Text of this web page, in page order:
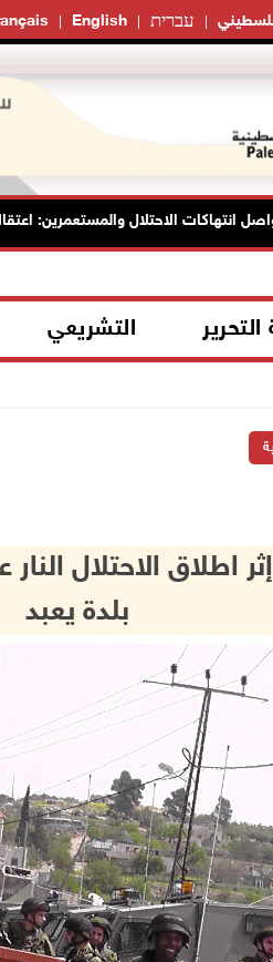
English עברית
الاحتلال والمستعمرين:
التشريعي
اطلاق الاحتلال
بلدة يعبد